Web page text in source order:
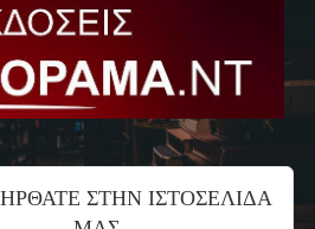
ΣΤΗΝ ΙΣΤΟΣΕΛΙΔΑ